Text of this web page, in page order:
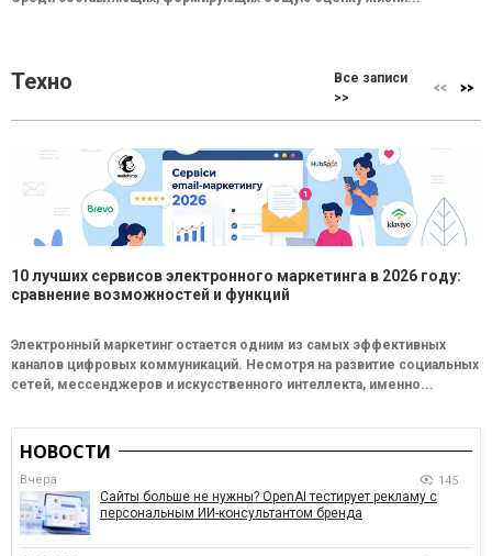
Техно
Все записи
>>
10 лучших сервисов электронного маркетинга в 2026 году:
сравнение возможностей и функций
Электронный маркетинг остается одним из самых эффективных
каналов цифровых коммуникаций. Несмотря на развитие социальных
сетей, мессенджеров и искусственного интеллекта, именно...
НОВОСТИ
Вчера 145
Сайты больше не нужны? OpenAI тестирует рекламу с
персональным ИИ-консультантом бренда